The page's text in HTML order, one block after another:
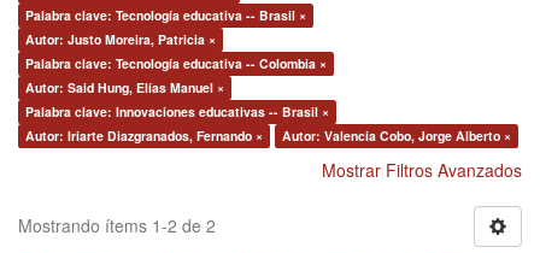
Palabra clave: Tecnología educativa -- Brasil ×
Autor: Justo Moreira, Patricia ×
Palabra clave: Tecnología educativa -- Colombia ×
Autor: Said Hung, Elías Manuel ×
Palabra clave: Innovaciones educativas -- Brasil ×
Autor: Iriarte Diazgranados, Fernando ×
Autor: Valencia Cobo, Jorge Alberto ×
Mostrar Filtros Avanzados
Mostrando ítems 1-2 de 2